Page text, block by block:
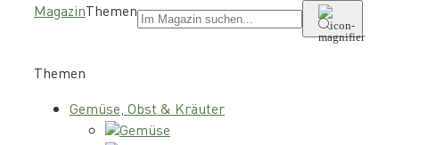
MagazinThemen
Themen
Gemüse, Obst & Kräuter
Gemüse